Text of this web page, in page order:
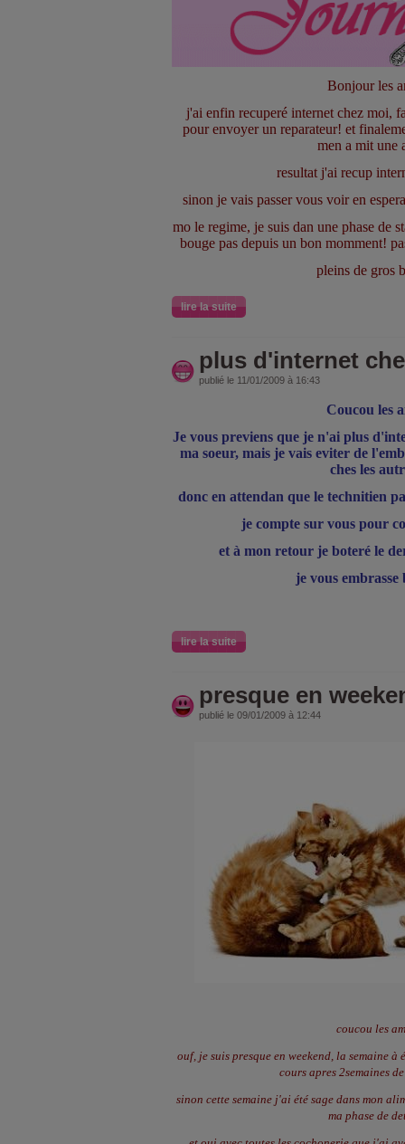
Bonjour les
j'ai enfin recuperé internet chez moi,
pour envoyer un reparateur! et
men a mit une
resultat j'ai recup
sinon je vais passer vous voir en
mo le regime, je suis dan une phase de
bouge pas depuis un bon momment!
pleins de gros
lire la suite
plus d'internet
publié le 11/01/2009 à 16:43
Coucou les
Je vous previens que je n'ai plus
ma soeur, mais je vais eviter de
ches les
donc en attendan que le technitien
je compte sur vous pour
et à mon retour je boteré le
je vous
lire la suite
presque en
publié le 09/01/2009 à 12:44
coucou les
ouf, je suis presque en weekend, la semaine à
cours apres 2semaines
sinon cette semaine j'ai été sage dans mon
ma phase de